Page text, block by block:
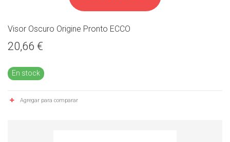
Visor Oscuro Origine Pronto ECCO
20,66 €
En stock
Agregar para comparar